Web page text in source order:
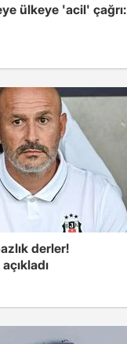
ülkeye 'acil' çağrı:
derler!